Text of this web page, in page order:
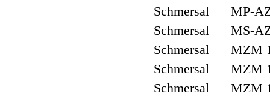
Schmersal MP-
Schmersal MS-
Schmersal MZM
Schmersal MZM
Schmersal MZM